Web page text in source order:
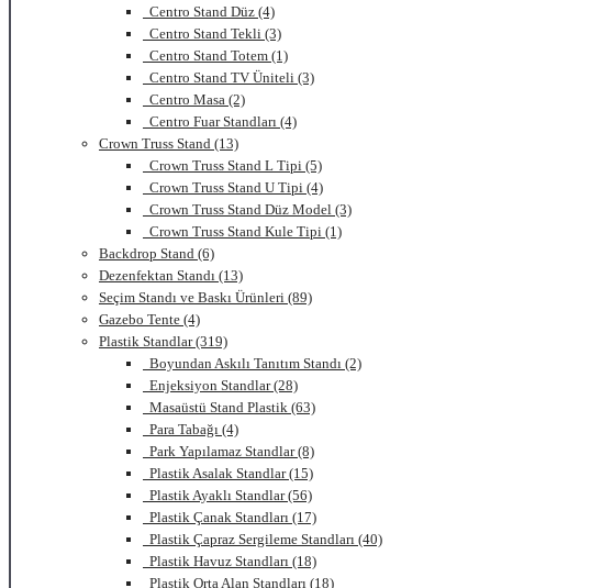
Centro Stand Düz (4)
Centro Stand Tekli (3)
Centro Stand Totem (1)
Centro Stand TV Üniteli (3)
Centro Masa (2)
Centro Fuar Standları (4)
Crown Truss Stand (13)
Crown Truss Stand L Tipi (5)
Crown Truss Stand U Tipi (4)
Crown Truss Stand Düz Model (3)
Crown Truss Stand Kule Tipi (1)
Backdrop Stand (6)
Dezenfektan Standı (13)
Seçim Standı ve Baskı Ürünleri (89)
Gazebo Tente (4)
Plastik Standlar (319)
Boyundan Askılı Tanıtım Standı (2)
Enjeksiyon Standlar (28)
Masaüstü Stand Plastik (63)
Para Tabağı (4)
Park Yapılamaz Standlar (8)
Plastik Asalak Standlar (15)
Plastik Ayaklı Standlar (56)
Plastik Çanak Standları (17)
Plastik Çapraz Sergileme Standları (40)
Plastik Havuz Standları (18)
Plastik Orta Alan Standları (18)